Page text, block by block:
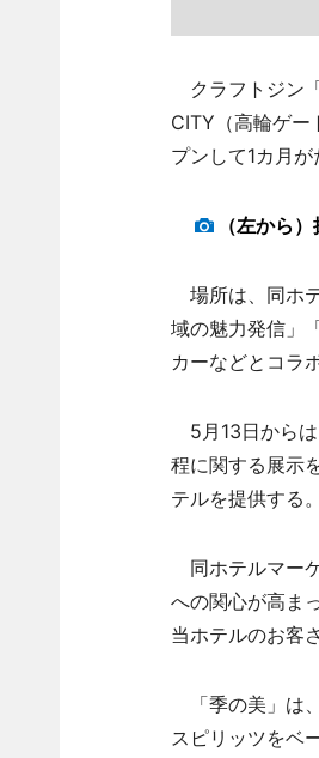
クラフトジン
CITY（高輪ゲー
プンして1カ月が
（左から
場所は、同ホ
域の魅力発信」
カーなどとコラ
5月13日からは
程に関する展示
テルを提供する
同ホテルマー
への関心が高ま
当ホテルのお客
「季の美」は
スピリッツをベ